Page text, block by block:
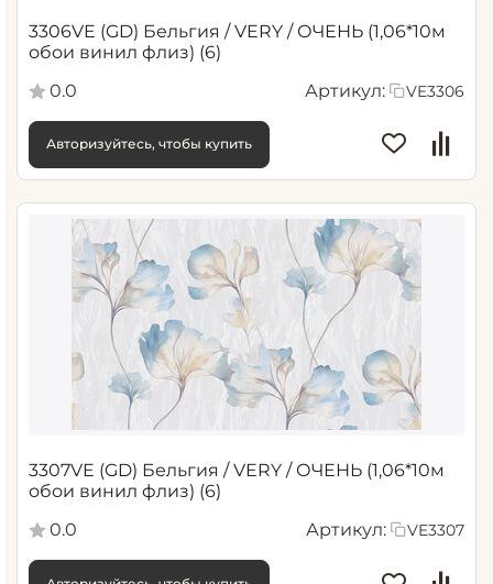
3306VE (GD) Бельгия / VERY / ОЧЕНЬ (1,06*10м
обои винил флиз) (6)
0.0
Артикул: VE3306
Авторизуйтесь, чтобы купить
3307VE (GD) Бельгия / VERY / ОЧЕНЬ (1,06*10м
обои винил флиз) (6)
0.0
Артикул: VE3307